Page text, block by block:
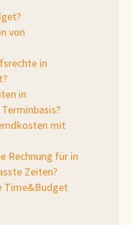
von
in
in
mit
Rechnung für in
Zeiten?
Time&Budget